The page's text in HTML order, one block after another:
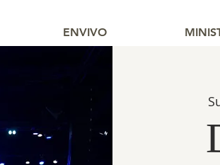
ENVIVO